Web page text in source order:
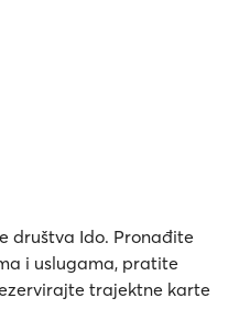
društva Ido. Pronađite
i uslugama, pratite
trajektne karte